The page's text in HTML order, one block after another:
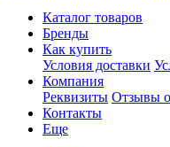
Каталог товаров
Бренды
Как купить
Условия доставки
Компания
Реквизиты Отзывы
Контакты
Еще